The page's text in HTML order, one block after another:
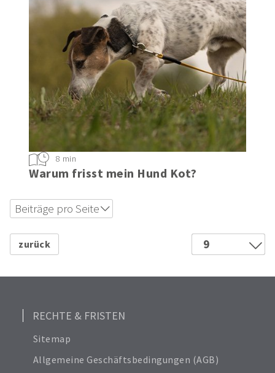
Warum frisst mein Hund Kot?
8 min
Beiträge pro Seite
18
24
Alle anzeigen
2
7
9
RECHTE & FRISTEN
Sitemap
Allgemeine Geschäftsbedingungen (AGB)